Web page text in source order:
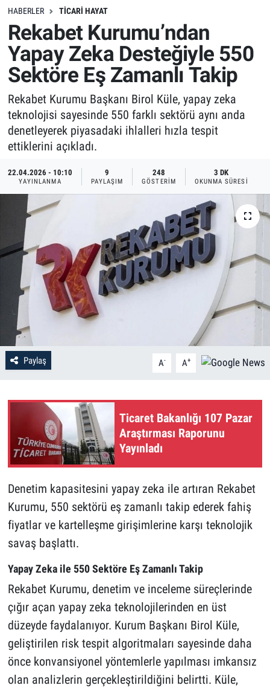
HABERLER TICARI HAYAT
Rekabet Kurumu’ndan
Yapay Zeka Desteğiyle 550
Sektöre Eş Zamanlı Takip
Rekabet Kurumu Başkanı Birol Küle, yapay zeka
teknolojisi sayesinde 550 farklı sektörü aynı anda
denetleyerek piyasadaki ihlalleri hızla tespit
ettiklerini açıkladı.
22.04.2026 - 10:10
YAYINLANMA
9
PAYLAŞIM
248
GÖSTERIM
3 DK
OKUNMA SÜRESI
Paylaş A- A+
Ticaret Bakanlığı 107 Pazar
Araştırması Raporunu
Yayınladı
Denetim kapasitesini yapay zeka ile artıran Rekabet
Kurumu, 550 sektörü eş zamanlı takip ederek fahiş
fiyatlar ve kartelleşme girişimlerine karşı teknolojik
savaş başlattı.
Yapay Zeka ile 550 Sektöre Eş Zamanlı Takip
Rekabet Kurumu, denetim ve inceleme süreçlerinde
çığır açan yapay zeka teknolojilerinden en üst
düzeyde faydalanıyor. Kurum Başkanı Birol Küle,
geliştirilen risk tespit algoritmaları sayesinde daha
önce konvansiyonel yöntemlerle yapılması imkansız
olan analizlerin gerçekleştirildiğini belirtti. Küle,